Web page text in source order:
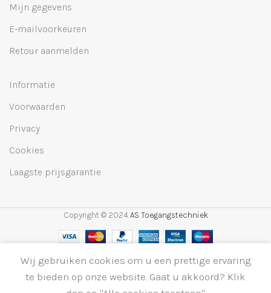
Mijn gegevens
E-mailvoorkeuren
Retour aanmelden
Informatie
Voorwaarden
Privacy
Cookies
Laagste prijsgarantie
Copyright © 2024 AS Toegangstechniek
Wij gebruiken cookies om u een prettige ervaring
te bieden op onze website. Gaat u akkoord? Klik
FAAC XF
868 MHz
Leg in
0